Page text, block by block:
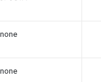
none
none